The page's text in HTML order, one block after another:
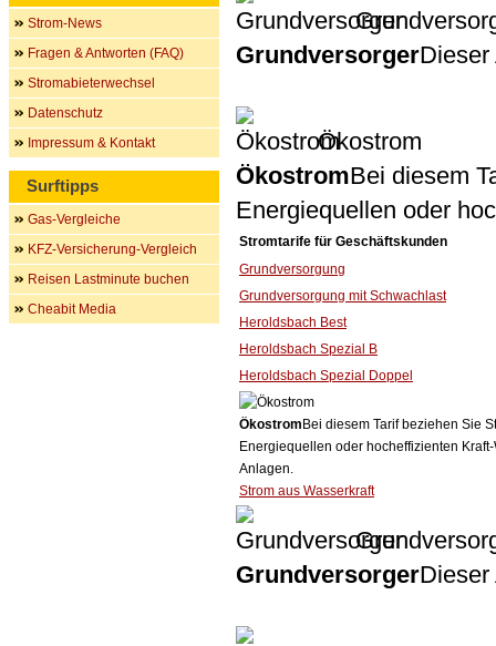
GrundversorgerDieser
Ökostrom
ÖkostromBei diesem
Energiequellen oder
Stromtarife für Geschäftskunden
Grundversorgung
Grundversorgung mit Schwachlast
Heroldsbach Best
Heroldsbach Spezial B
Heroldsbach Spezial Doppel
Ökostrom Bei diesem Tarif beziehen Sie
Energiequellen oder hocheffizienten
Anlagen.
Strom aus Wasserkraft
GrundversorgerDieser
Strom-News
Fragen & Antworten (FAQ)
Stromabieterwechsel
Datenschutz
Impressum & Kontakt
Surftipps
Gas-Vergleiche
KFZ-Versicherung-Vergleich
Reisen Lastminute buchen
Cheabit Media